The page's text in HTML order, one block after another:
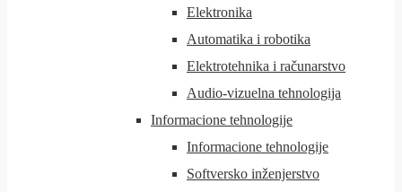
Elektronika
Automatika i robotika
Elektrotehnika i računarstvo
Audio-vizuelna tehnologija
Informacione tehnologije
Informacione tehnologije
Softversko inženjerstvo